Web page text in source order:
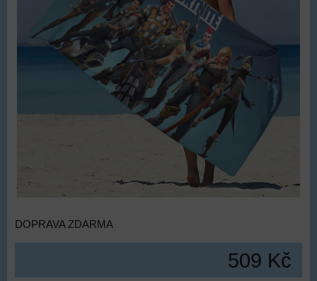
DOPRAVA ZDARMA
509 Kč